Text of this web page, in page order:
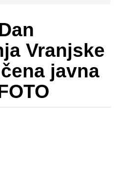
Vranjske
javna